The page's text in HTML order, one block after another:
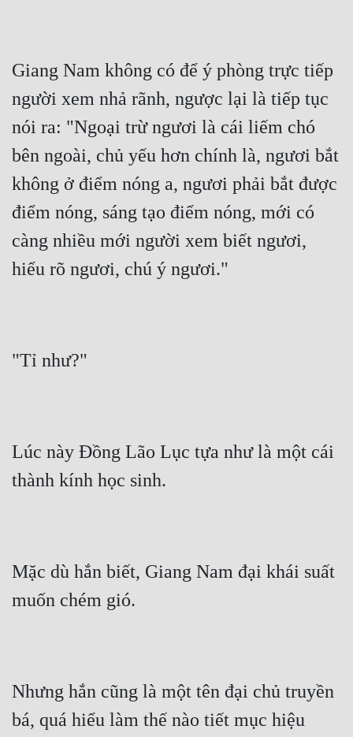
Giang Nam không có để ý phòng trực tiếp
người xem nhả rãnh, ngược lại là tiếp tục
nói ra: "Ngoại trừ ngươi là cái liếm chó
bên ngoài, chủ yếu hơn chính là, ngươi bắt
không ở điểm nóng a, ngươi phải bắt được
điểm nóng, sáng tạo điểm nóng, mới có
càng nhiều mới người xem biết ngươi,
hiểu rõ ngươi, chú ý ngươi."
"Tỉ như?"
Lúc này Đồng Lão Lục tựa như là một cái
thành kính học sinh.
Mặc dù hắn biết, Giang Nam đại khái suất
muốn chém gió.
Nhưng hắn cũng là một tên đại chủ truyền
bá, quá hiểu làm thế nào tiết mục hiệu